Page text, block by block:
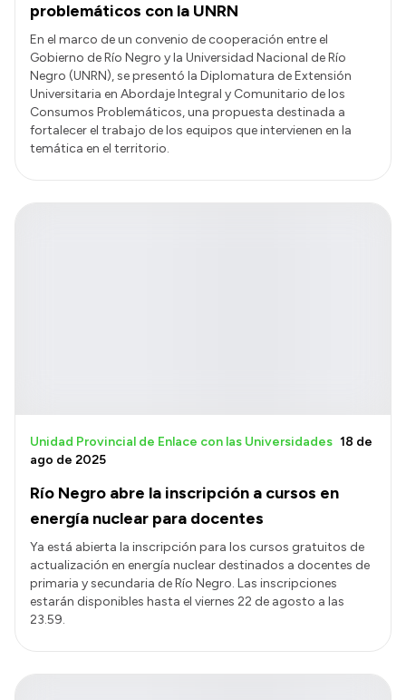
problemáticos con la UNRN
En el marco de un convenio de cooperación entre el
Gobierno de Río Negro y la Universidad Nacional de Río
Negro (UNRN), se presentó la Diplomatura de Extensión
Universitaria en Abordaje Integral y Comunitario de los
Consumos Problemáticos, una propuesta destinada a
fortalecer el trabajo de los equipos que intervienen en la
temática en el territorio.
Río Negro abre la inscripción a cursos en
energía nuclear para docentes
Unidad Provincial de Enlace con las Universidades 18 de
ago de 2025
Ya está abierta la inscripción para los cursos gratuitos de
actualización en energía nuclear destinados a docentes de
primaria y secundaria de Río Negro. Las inscripciones
estarán disponibles hasta el viernes 22 de agosto a las
23.59.